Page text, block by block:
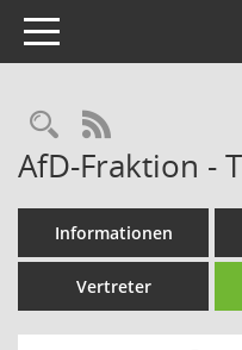
Toggle navigation
RSS-Feed
AfD-Fraktion -
Informationen
Vertreter